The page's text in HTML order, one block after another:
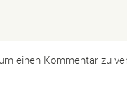
einen Kommentar zu